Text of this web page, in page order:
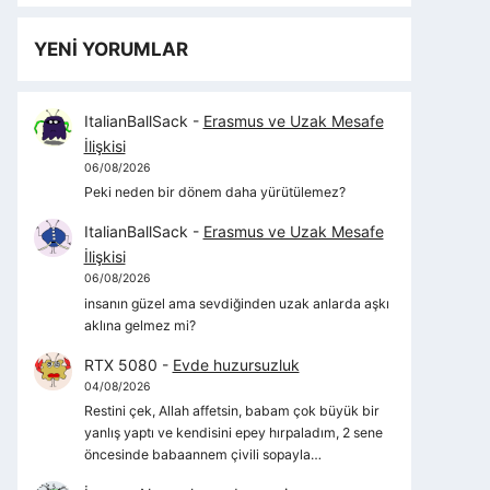
YENİ YORUMLAR
ItalianBallSack - Erasmus ve Uzak Mesafe
İlişkisi
06/08/2026
Peki neden bir dönem daha yürütülemez?
ItalianBallSack - Erasmus ve Uzak Mesafe
İlişkisi
06/08/2026
insanın güzel ama sevdiğinden uzak anlarda aşkı
aklına gelmez mi?
RTX 5080 - Evde huzursuzluk
04/08/2026
Restini çek, Allah affetsin, babam çok büyük bir
yanlış yaptı ve kendisini epey hırpaladım, 2 sene
öncesinde babaannem çivili sopayla…